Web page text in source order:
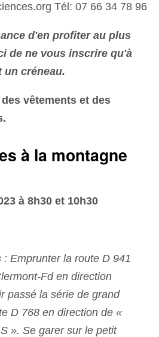
Tél: 07 66 34 78 96
d'en profiter au plus
de ne vous inscrire qu'à
un créneau.
des vêtements et des
à la montagne
à 8h30 et 10h30
Emprunter la route D 941
Fd en direction
passé la série de grand
D 768 en direction de «
». Se garer sur le petit